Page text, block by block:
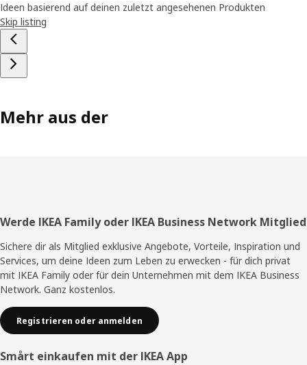
Ideen basierend auf deinen zuletzt angesehenen Produkten
Skip listing
Mehr aus der
Fußzeile
Werde IKEA Family oder IKEA Business Network Mitglied
Sichere dir als Mitglied exklusive Angebote, Vorteile, Inspiration und
Services, um deine Ideen zum Leben zu erwecken - für dich privat
mit IKEA Family oder für dein Unternehmen mit dem IKEA Business
Network. Ganz kostenlos.
Registrieren oder anmelden
Smårt einkaufen mit der IKEA App